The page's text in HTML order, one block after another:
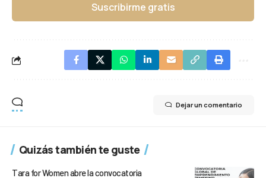
Suscribirme gratis
Dejar un comentario
Quizás también te guste
Tara for Women abre la convocatoria